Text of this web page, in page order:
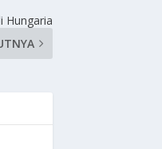
Hungaria